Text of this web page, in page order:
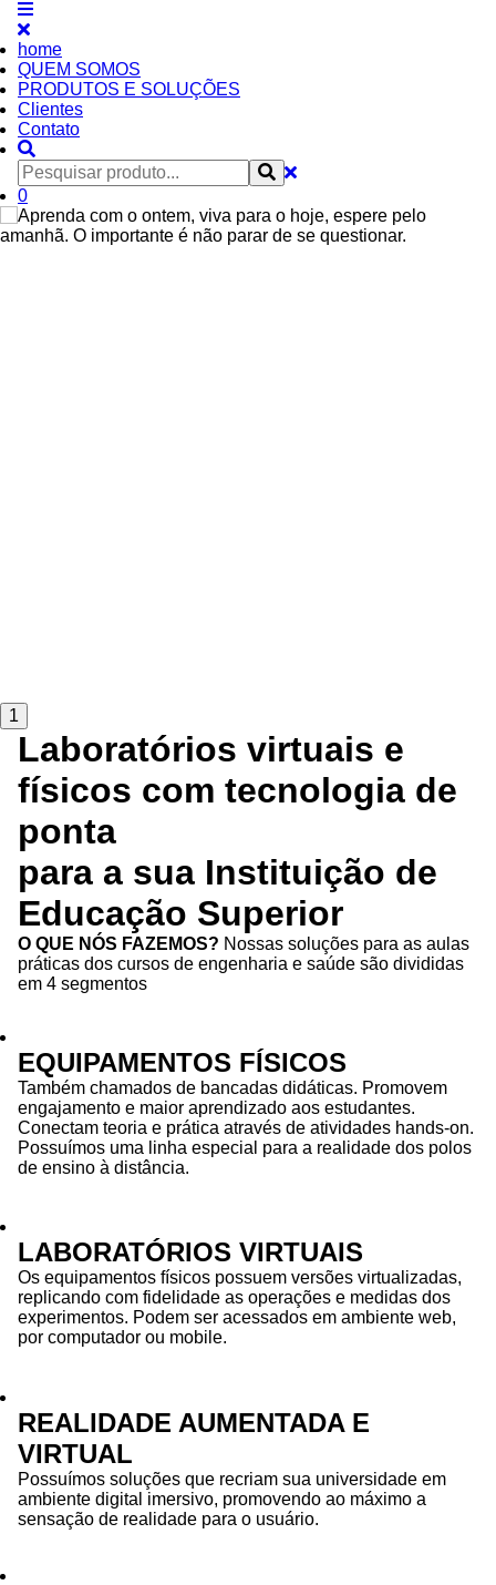
home
QUEM SOMOS
PRODUTOS E SOLUÇÕES
Clientes
Contato
0
1
Laboratórios virtuais e
físicos com tecnologia de
ponta
para a sua Instituição de
Educação Superior
O QUE NÓS FAZEMOS? Nossas soluções para as aulas
práticas dos cursos de engenharia e saúde são divididas
em 4 segmentos
EQUIPAMENTOS FÍSICOS
Também chamados de bancadas didáticas. Promovem
engajamento e maior aprendizado aos estudantes.
Conectam teoria e prática através de atividades hands-on.
Possuímos uma linha especial para a realidade dos polos
de ensino à distância.
LABORATÓRIOS VIRTUAIS
Os equipamentos físicos possuem versões virtualizadas,
replicando com fidelidade as operações e medidas dos
experimentos. Podem ser acessados em ambiente web,
por computador ou mobile.
REALIDADE AUMENTADA E
VIRTUAL
Possuímos soluções que recriam sua universidade em
ambiente digital imersivo, promovendo ao máximo a
sensação de realidade para o usuário.